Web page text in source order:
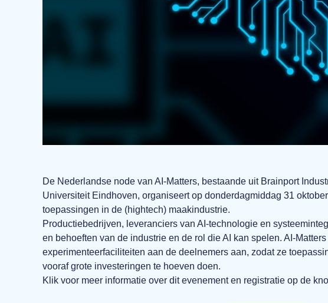
De Nederlandse node van AI-Matters, bestaande uit Brainport
Universiteit Eindhoven, organiseert op donderdagmiddag 31
toepassingen in de (hightech) maakindustrie.
Productiebedrijven, leveranciers van AI-technologie en
en behoeften van de industrie en de rol die AI kan spelen. AI-
experimenteerfaciliteiten aan de deelnemers aan, zodat ze
vooraf grote investeringen te hoeven doen.
Klik voor meer informatie over dit evenement en registratie op de